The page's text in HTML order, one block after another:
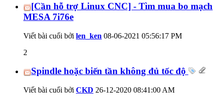
[Cần hỗ trợ Linux CNC] - Tìm mua bo mạch
MESA 7i76e
Viết bài cuối bởi len_ken 08-06-2021 05:56:17 PM
2
Spindle hoặc biến tần không đủ tốc độ
Viết bài cuối bởi CKD 26-12-2020 08:41:00 AM